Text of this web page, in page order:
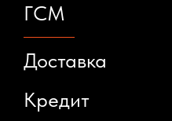
Кредит
Доставка
ГСМ